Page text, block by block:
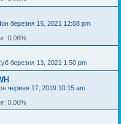
березня 15, 2021 12:08 pm
0.06%
березня 13, 2021 1:50 pm
червня 17, 2019 10:15 am
0.06%